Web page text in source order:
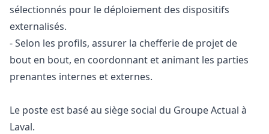
sélectionnés pour le déploiement des dispositifs
externalisés.
- Selon les profils, assurer la chefferie de projet de
bout en bout, en coordonnant et animant les parties
prenantes internes et externes.
Le poste est basé au siège social du Groupe Actual à
Laval.